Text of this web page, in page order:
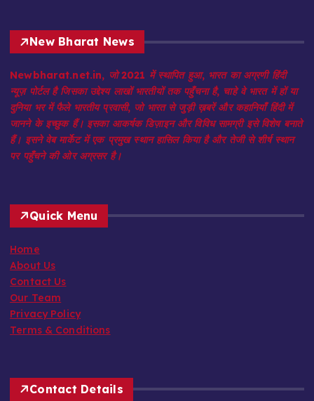
New Bharat News
Newbharat.net.in, जो 2021 में स्थापित हुआ, भारत का अग्रणी हिंदी
न्यूज़ पोर्टल है जिसका उद्देश्य लाखों भारतीयों तक पहुँचना है, चाहे वे भारत में हों या
दुनिया भर में फैले भारतीय प्रवासी, जो भारत से जुड़ी ख़बरें और कहानियाँ हिंदी में
जानने के इच्छुक हैं। इसका आकर्षक डिज़ाइन और विविध सामग्री इसे विशेष बनाते
हैं। इसने वेब मार्केट में एक प्रमुख स्थान हासिल किया है और तेजी से शीर्ष स्थान
पर पहुँचने की ओर अग्रसर है।
Quick Menu
Home
About Us
Contact Us
Our Team
Privacy Policy
Terms & Conditions
Contact Details